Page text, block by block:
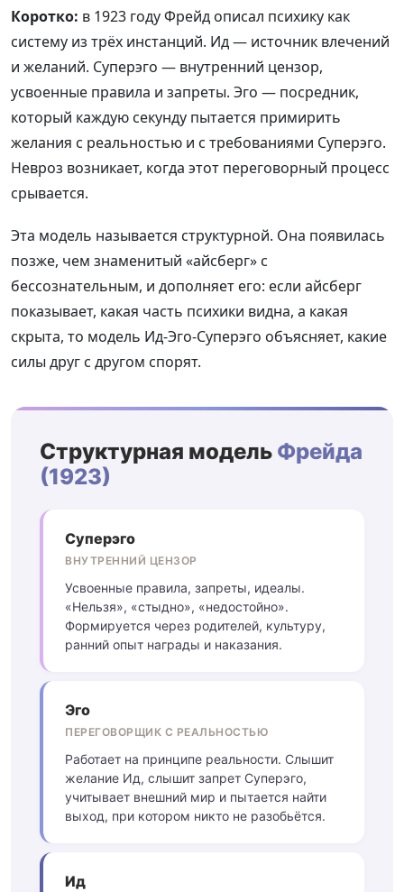
Коротко: в 1923 году Фрейд описал психику как
систему из трёх инстанций. Ид — источник влечений
и желаний. Суперэго — внутренний цензор,
усвоенные правила и запреты. Эго — посредник,
который каждую секунду пытается примирить
желания с реальностью и с требованиями Суперэго.
Невроз возникает, когда этот переговорный процесс
срывается.
Эта модель называется структурной. Она появилась
позже, чем знаменитый «айсберг» с
бессознательным, и дополняет его: если айсберг
показывает, какая часть психики видна, а какая
скрыта, то модель Ид-Эго-Суперэго объясняет, какие
силы друг с другом спорят.
Структурная модель Фрейда
(1923)
Суперэго
ВНУТРЕННИЙ ЦЕНЗОР
Усвоенные правила, запреты, идеалы.
«Нельзя», «стыдно», «недостойно».
Формируется через родителей, культуру,
ранний опыт награды и наказания.
Эго
ПЕРЕГОВОРЩИК С РЕАЛЬНОСТЬЮ
Работает на принципе реальности. Слышит
желание Ид, слышит запрет Суперэго,
учитывает внешний мир и пытается найти
выход, при котором никто не разобьётся.
Ид